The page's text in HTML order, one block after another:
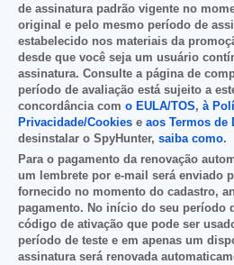
de assinatura padrão vigente no
original e pelo mesmo período de
estabelecido nos materiais da
desde que você seja um usuário
assinatura. Consulte a página de
período de avaliação está sujeito a
concordância com o EULA/TOS, à
Privacidade/Cookies e aos Termos de
desinstalar o SpyHunter, saiba como.
Para o pagamento da renovação
um lembrete por e-mail será enviado
fornecido no momento do cadastro,
pagamento. No início do seu período
código de ativação que pode ser
período de teste e em apenas um
assinatura será renovada